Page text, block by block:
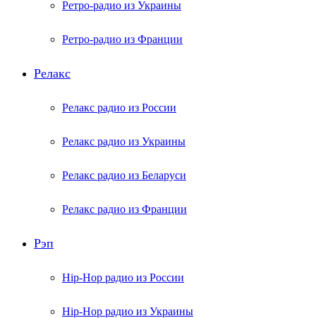
Ретро-радио из Украины
Ретро-радио из Франции
Релакс
Релакс радио из России
Релакс радио из Украины
Релакс радио из Беларуси
Релакс радио из Франции
Рэп
Hip-Hop радио из России
Hip-Hop радио из Украины